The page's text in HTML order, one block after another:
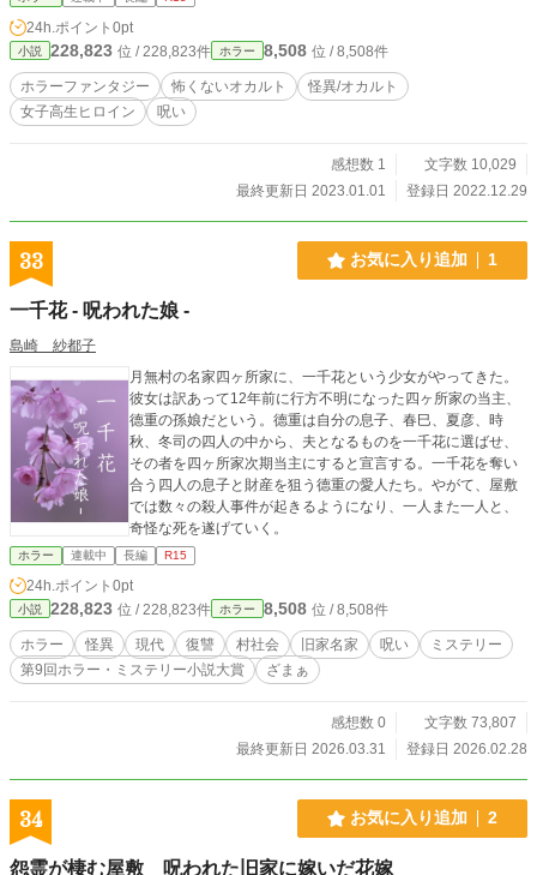
24h.ポイント 0pt
小説 228,823 位 / 228,823件 ホラー 8,508 位 / 8,508件
ホラーファンタジー 怖くないオカルト
怪異/オカルト
女子高生ヒロイン
呪い
感想数 1
文字数 10,029
最終更新日 2023.01.01
登録日 2022.12.29
33 お気に入り追加 1
一千花 - 呪われた娘 -
島崎 紗都子
月無村の名家四ヶ所家に、一千花という少女がやってきた。
彼女は訳あって12年前に行方不明になった四ヶ所家の当主、
德重の孫娘だという。德重は自分の息子、春巳、夏彦、時
秋、冬司の四人の中から、夫となるものを一千花に選ばせ、
その者を四ヶ所家次期当主にすると宣言する。一千花を奪い
合う四人の息子と財産を狙う德重の愛人たち。やがて、屋敷
では数々の殺人事件が起きるようになり、一人また一人と、
奇怪な死を遂げていく。
ホラー 連載中 長編 R15
24h.ポイント 0pt
小説 228,823 位 / 228,823件 ホラー 8,508 位 / 8,508件
ホラー 怪異 現代 復讐 村社会 旧家名家 呪い
ミステリー
第9回ホラー・ミステリー小説大賞
ざまぁ
感想数 0
文字数 73,807
最終更新日 2026.03.31
登録日 2026.02.28
34 お気に入り追加 2
怨霊が棲む屋敷 呪われた旧家に嫁いだ花嫁